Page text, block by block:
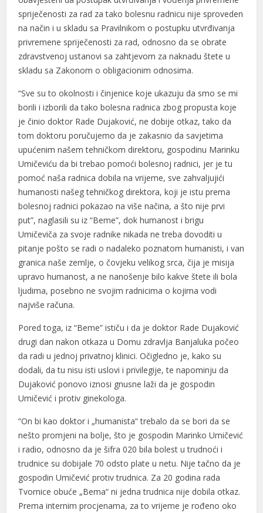
Panel
Panel
Panel
Avukat
Escort
Escort
panel
panel
giriş
Escort
İfşa İzle
escort
bonusu
bonusu
spriječenosti za rad za tako bolesnu radnicu nije sproveden
na način i u skladu sa Pravilnikom o postupku utvrđivanja
privremene spriječenosti za rad, odnosno da se obrate
zdravstvenoj ustanovi sa zahtjevom za naknadu štete u
skladu sa Zakonom o obligacionim odnosima.
“Sve su to okolnosti i činjenice koje ukazuju da smo se mi
borili i izborili da tako bolesna radnica zbog propusta koje
je činio doktor Rade Dujaković, ne dobije otkaz, tako da
tom doktoru poručujemo da je zakasnio da savjetima
upućenim našem tehničkom direktoru, gospodinu Marinku
Umičeviću da bi trebao pomoći bolesnoj radnici, jer je tu
pomoć naša radnica dobila na vrijeme, sve zahvaljujići
humanosti našeg tehničkog direktora, koji je istu prema
bolesnoj radnici pokazao na više načina, a što nije prvi
put”, naglasili su iz “Beme”, dok humanost i brigu
Umičeviča za svoje radnike nikada ne treba dovoditi u
pitanje pošto se radi o nadaleko poznatom humanisti, i van
granica naše zemlje, o čovjeku velikog srca, čija je misija
upravo humanost, a ne nanošenje bilo kakve štete ili bola
ljudima, posebno ne svojim radnicima o kojima vodi
najviše računa.
Pored toga, iz “Beme” ističu i da je doktor Rade Dujaković
drugi dan nakon otkaza u Domu zdravlja Banjaluka počeo
da radi u jednoj privatnoj klinici. Očigledno je, kako su
dodali, da tu nisu isti uslovi i privilegije, te napominju da
Dujaković ponovo iznosi gnusne laži da je gospodin
Umičević i protiv ginekologa.
“On bi kao doktor i „humanista“ trebalo da se bori da se
nešto promjeni na bolje, što je gospodin Marinko Umičević
i radio, odnosno da je šifra 020 bila bolest u trudnoći i
trudnice su dobijale 70 odsto plate u netu. Nije tačno da je
gospodin Umičević protiv trudnica. Za 20 godina rada
Tvornice obuće „Bema“ ni jedna trudnica nije dobila otkaz.
Prema internim procjenama, za to vrijeme je rođeno oko